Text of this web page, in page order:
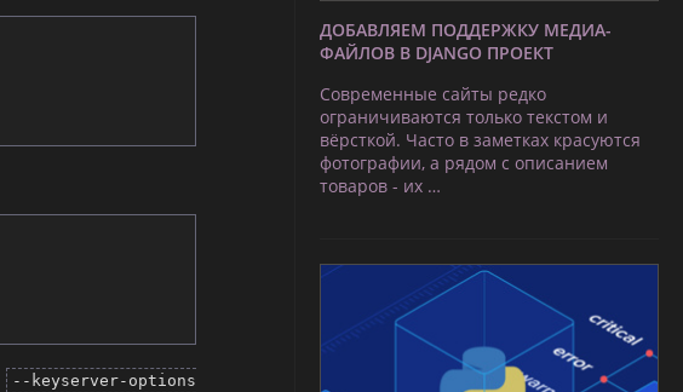
--keyserver-options
ДОБАВЛЯЕМ ПОДДЕРЖКУ МЕДИА-
ФАЙЛОВ В DJANGO ПРОЕКТ
Современные сайты редко
ограничиваются только текстом и
вёрсткой. Часто в заметках красуются
фотографии, а рядом с описанием
товаров - их …